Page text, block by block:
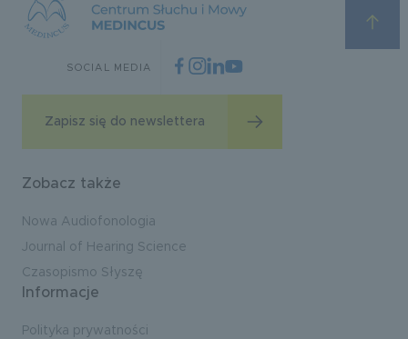
SOCIAL MEDIA
Zapisz się do newslettera
Zobacz także
Nowa Audiofonologia
Journal of Hearing Science
Czasopismo Słyszę
Informacje
Polityka prywatności